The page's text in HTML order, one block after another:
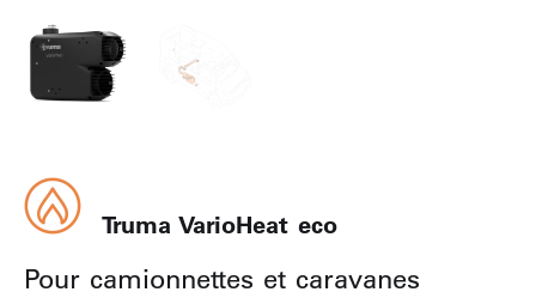
Truma VarioHeat eco
Pour camionnettes et caravanes